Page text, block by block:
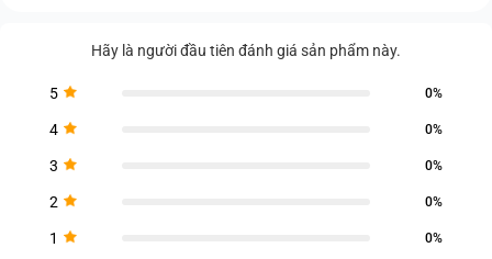
Hãy là người đầu tiên đánh giá sản phẩm này.
5 0%
4 0%
3 0%
2 0%
1 0%